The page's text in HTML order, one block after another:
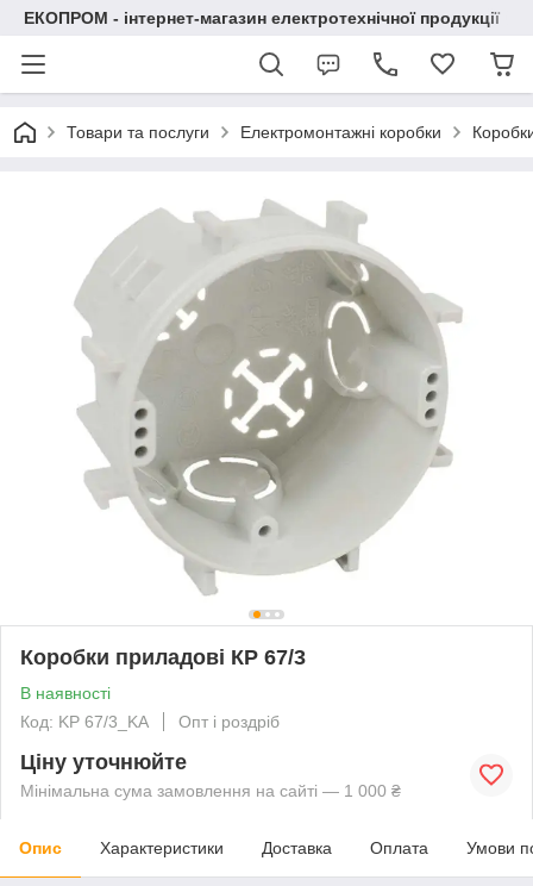
ЕКОПРОМ - інтернет-магазин електротехнічної продукції
Товари та послуги Електромонтажні коробки
Коробки приладові КР 67/3
В наявності
Код: KP 67/3_KA
Опт і роздріб
Ціну уточнюйте
Мінімальна сума замовлення на сайті — 1 000 ₴
Опис Характеристики Доставка Оплата Умови